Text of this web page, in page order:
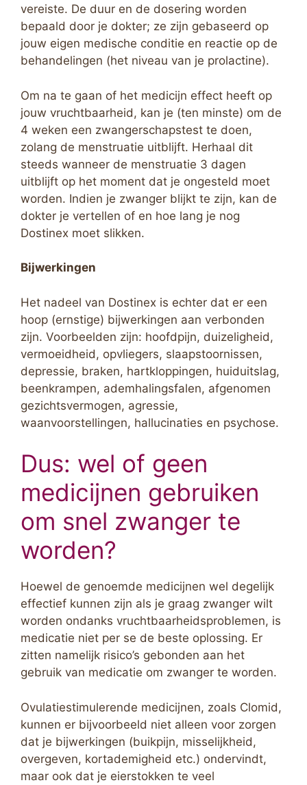
vereiste. De duur en de dosering worden
bepaald door je dokter; ze zijn gebaseerd op
jouw eigen medische conditie en reactie op de
behandelingen (het niveau van je prolactine).
Om na te gaan of het medicijn effect heeft op
jouw vruchtbaarheid, kan je (ten minste) om de
4 weken een zwangerschapstest te doen,
zolang de menstruatie uitblijft. Herhaal dit
steeds wanneer de menstruatie 3 dagen
uitblijft op het moment dat je ongesteld moet
worden. Indien je zwanger blijkt te zijn, kan de
dokter je vertellen of en hoe lang je nog
Dostinex moet slikken.
Bijwerkingen
Het nadeel van Dostinex is echter dat er een
hoop (ernstige) bijwerkingen aan verbonden
zijn. Voorbeelden zijn: hoofdpijn, duizeligheid,
vermoeidheid, opvliegers, slaapstoornissen,
depressie, braken, hartkloppingen, huiduitslag,
beenkrampen, ademhalingsfalen, afgenomen
gezichtsvermogen, agressie,
waanvoorstellingen, hallucinaties en psychose.
Dus: wel of geen
medicijnen gebruiken
om snel zwanger te
worden?
Hoewel de genoemde medicijnen wel degelijk
effectief kunnen zijn als je graag zwanger wilt
worden ondanks vruchtbaarheidsproblemen, is
medicatie niet per se de beste oplossing. Er
zitten namelijk risico’s gebonden aan het
gebruik van medicatie om zwanger te worden.
Ovulatiestimulerende medicijnen, zoals Clomid,
kunnen er bijvoorbeeld niet alleen voor zorgen
dat je bijwerkingen (buikpijn, misselijkheid,
overgeven, kortademigheid etc.) ondervindt,
maar ook dat je eierstokken te veel